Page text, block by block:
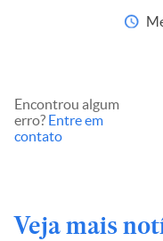
Encontrou algum
erro? Entre em
contato
Veja mais